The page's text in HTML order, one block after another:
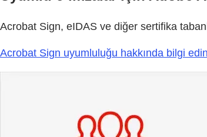
Acrobat Sign, eIDAS ve diğer sertifika
Acrobat Sign uyumluluğu hakkında bilgi